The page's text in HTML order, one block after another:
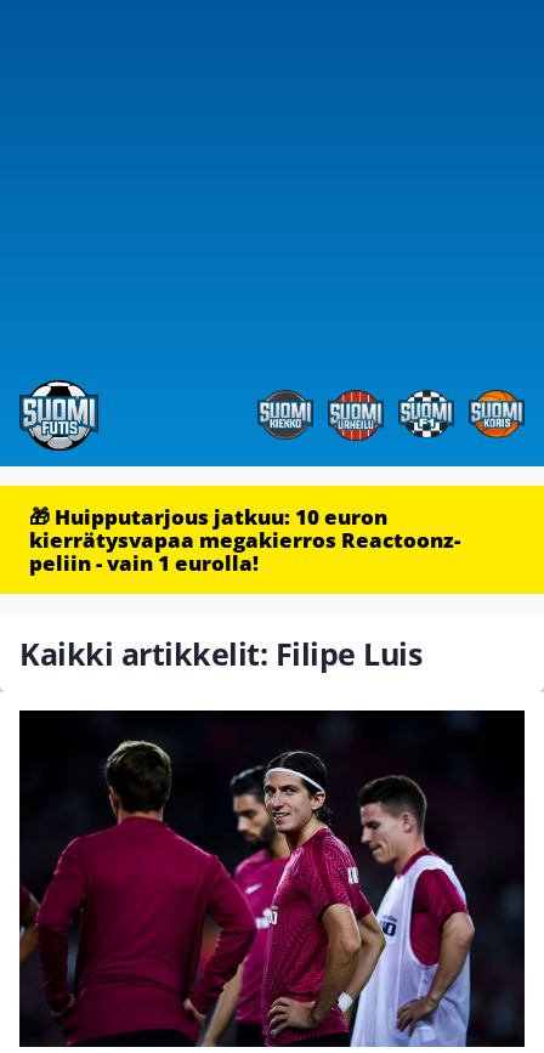
🎁 Huipputarjous jatkuu: 10 euron
kierrätysvapaa megakierros Reactoonz-
peliin - vain 1 eurolla!
Kaikki artikkelit: Filipe Luis